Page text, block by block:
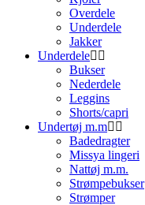
Overdele
Underdele
Jakker
Underdele
Bukser
Nederdele
Leggins
Shorts/capri
Undertøj m.m
Badedragter
Missya lingeri
Nattøj m.m.
Strømpebukser
Strømper